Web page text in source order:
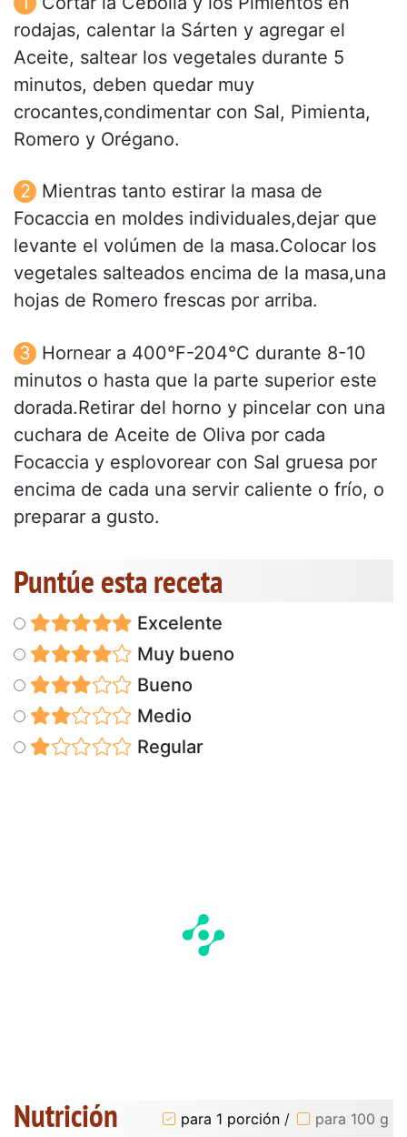
rodajas, calentar la Sárten y agregar el
Aceite, saltear los vegetales durante 5
minutos, deben quedar muy
crocantes,condimentar con Sal, Pimienta,
Romero y Orégano.
Mientras tanto estirar la masa de
Focaccia en moldes individuales,dejar que
levante el volúmen de la masa.Colocar los
vegetales salteados encima de la masa,una
hojas de Romero frescas por arriba.
Hornear a 400°F-204°C durante 8-10
minutos o hasta que la parte superior este
dorada.Retirar del horno y pincelar con una
cuchara de Aceite de Oliva por cada
Focaccia y esplovorear con Sal gruesa por
encima de cada una servir caliente o frío, o
preparar a gusto.
Puntúe esta receta
Excelente
Muy bueno
Bueno
Medio
Regular
Nutrición para 1 porción / para 100 g